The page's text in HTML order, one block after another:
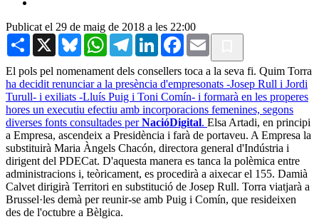
Publicat el 29 de maig de 2018 a les 22:00
Share X BlueskyWhatsAppTelegramLinkedInFacebook
Email
El pols pel nomenament dels consellers toca a la seva fi. Quim Torra
ha decidit renunciar a la presència d'empresonats -Josep Rull i Jordi
Turull- i exiliats -Lluís Puig i Toni Comín- i formarà en les properes
hores un executiu efectiu amb incorporacions femenines, segons
diverses fonts consultades perNacióDigital. Elsa Artadi, en principi
a Empresa, ascendeix a Presidència i farà de portaveu. A Empresa la
substituirà Maria Àngels Chacón, directora general d'Indústria i
dirigent del PDECat. D'aquesta manera es tanca la polèmica entre
administracions i, teòricament, es procedirà a aixecar el 155. Damià
Calvet dirigirà Territori en substitució de Josep Rull. Torra viatjarà a
Brussel·les demà per reunir-se amb Puig i Comín, que resideixen
des de l'octubre a Bèlgica.